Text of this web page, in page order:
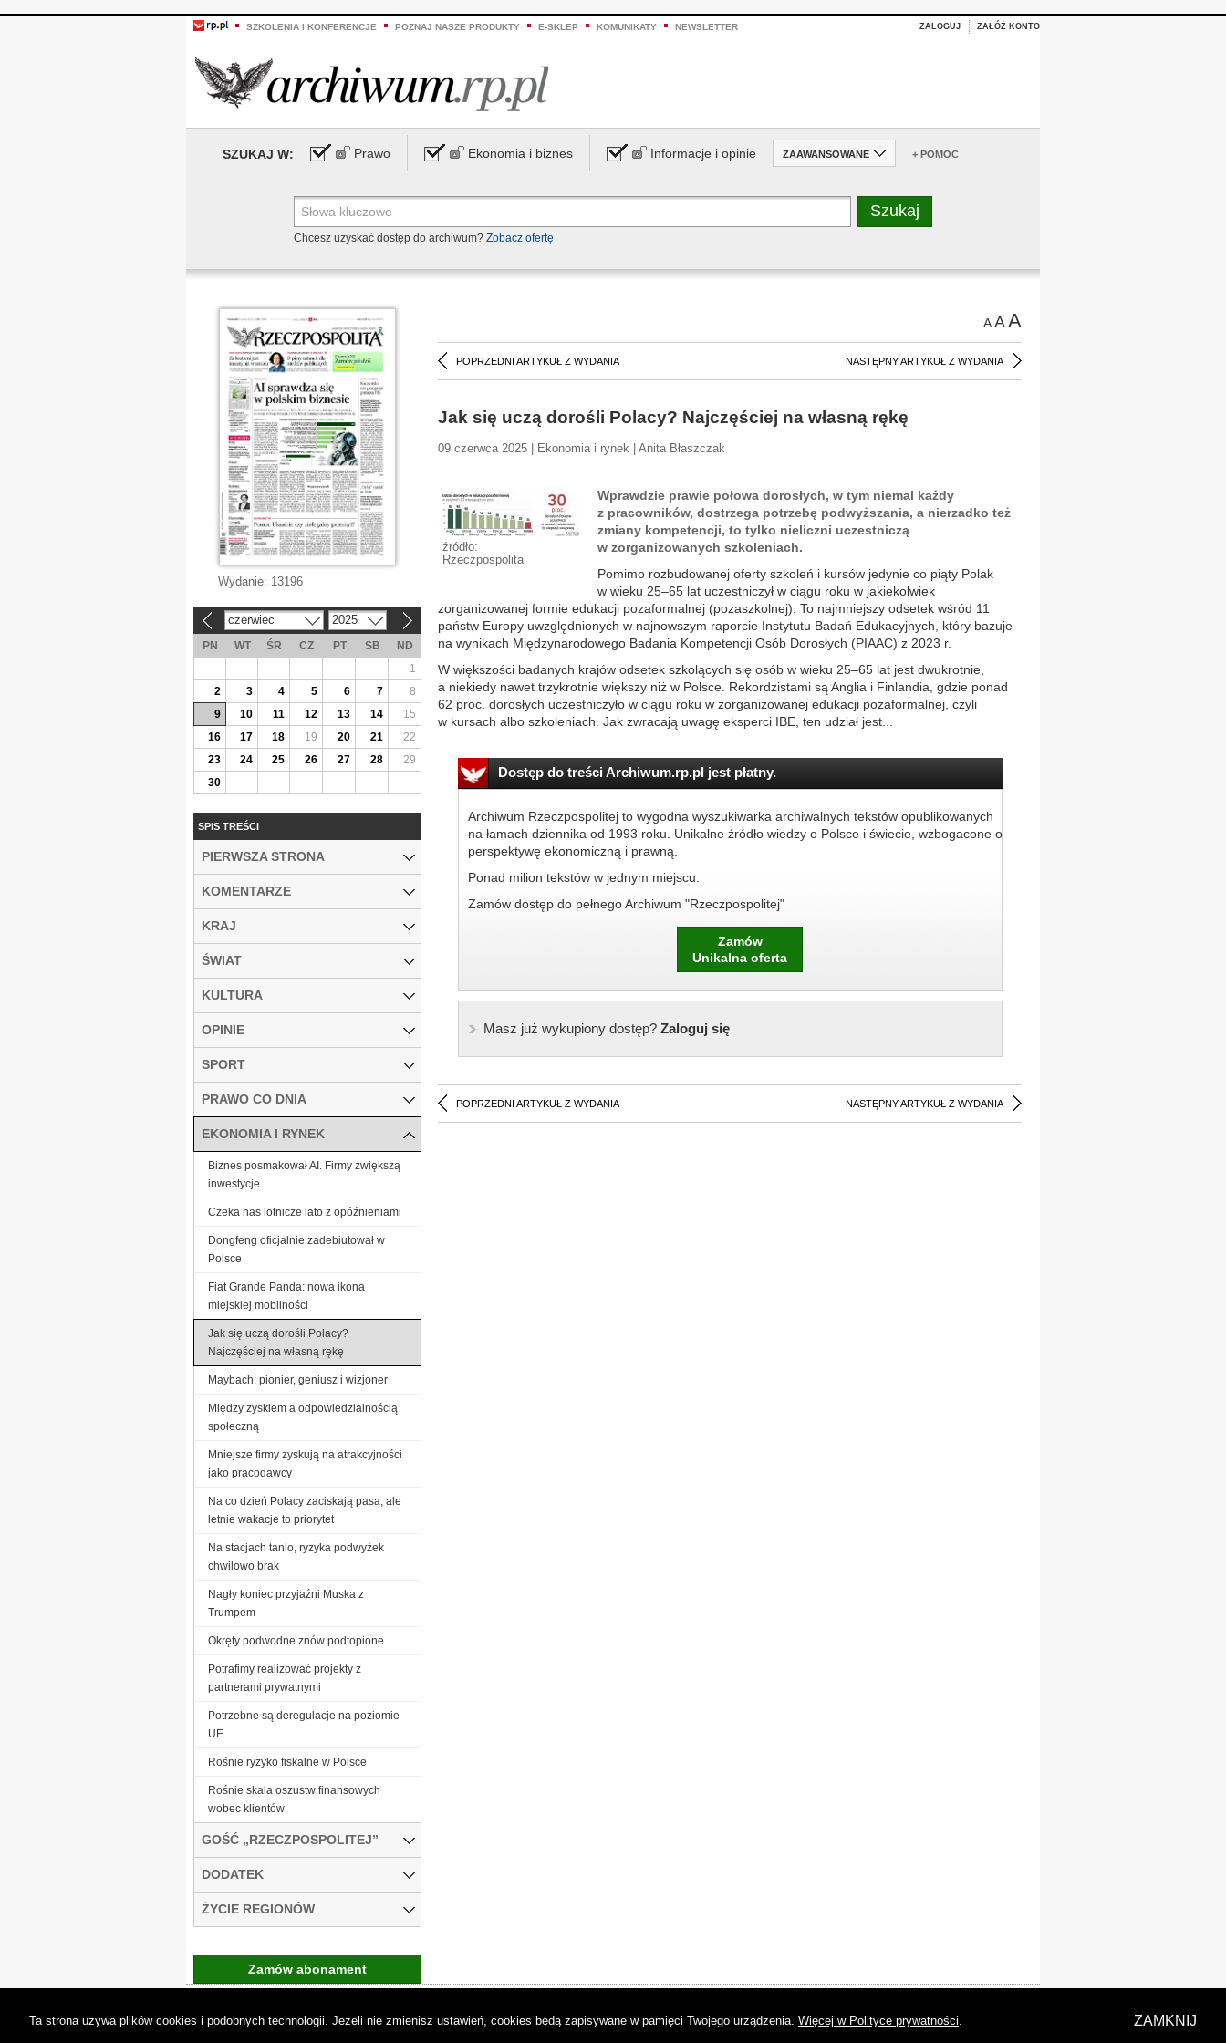
SZKOLENIA I KONFERENCJE POZNAJ NASZE PRODUKTY E-SKLEP KOMUNIKATY NEWSLETTER ZALOGUJ ZAŁÓŻ KONTO
SZUKAJ W: Prawo Ekonomia i biznes Informacje i opinie ZAAWANSOWANE + POMOC
Chcesz uzyskać dostęp do archiwum? Zobacz ofertę
AAA
POPRZEDNI ARTYKUŁ Z WYDANIA NASTĘPNY ARTYKUŁ Z WYDANIA
Jak się uczą dorośli Polacy? Najczęściej na własną rękę
09 czerwca 2025 | Ekonomia i rynek | Anita Błaszczak
źródło:
Rzeczpospolita
Wprawdzie prawie połowa dorosłych, w tym niemal każdy
z pracowników, dostrzega potrzebę podwyższania, a nierzadko też
zmiany kompetencji, to tylko nieliczni uczestniczą
w zorganizowanych szkoleniach.
Pomimo rozbudowanej oferty szkoleń i kursów jedynie co piąty Polak
w wieku 25–65 lat uczestniczył w ciągu roku w jakiekolwiek
zorganizowanej formie edukacji pozaformalnej (pozaszkolnej). To najmniejszy odsetek wśród 11
państw Europy uwzględnionych w najnowszym raporcie Instytutu Badań Edukacyjnych, który bazuje
na wynikach Międzynarodowego Badania Kompetencji Osób Dorosłych (PIAAC) z 2023 r.
W większości badanych krajów odsetek szkolących się osób w wieku 25–65 lat jest dwukrotnie,
a niekiedy nawet trzykrotnie większy niż w Polsce. Rekordzistami są Anglia i Finlandia, gdzie ponad
62 proc. dorosłych uczestniczyło w ciągu roku w zorganizowanej edukacji pozaformalnej, czyli
w kursach albo szkoleniach. Jak zwracają uwagę eksperci IBE, ten udział jest...
Dostęp do treści Archiwum.rp.pl jest płatny.
Archiwum Rzeczpospolitej to wygodna wyszukiwarka archiwalnych tekstów opublikowanych
na łamach dziennika od 1993 roku. Unikalne źródło wiedzy o Polsce i świecie, wzbogacone o
perspektywę ekonomiczną i prawną.
Ponad milion tekstów w jednym miejscu.
Zamów dostęp do pełnego Archiwum "Rzeczpospolitej"
Zamów
Unikalna oferta
Masz już wykupiony dostęp?Zaloguj się
POPRZEDNI ARTYKUŁ Z WYDANIA NASTĘPNY ARTYKUŁ Z WYDANIA
Wydanie: 13196
czerwiec 2025
PN WT ŚR CZ PT SB
ND
1
2
3 4 5 6 7
8
9
10 11 12 13 14
15
16
17 18 19 20 21
22
23
24 25 26 27 28
29
30
SPIS TREŚCI
PIERWSZA STRONA
KOMENTARZE
KRAJ
ŚWIAT
KULTURA
OPINIE
SPORT
PRAWO CO DNIA
EKONOMIA I RYNEK
Biznes posmakował AI. Firmy zwiększą
inwestycje
Czeka nas lotnicze lato z opóźnieniami
Dongfeng oficjalnie zadebiutował w
Polsce
Fiat Grande Panda: nowa ikona
miejskiej mobilności
Jak się uczą dorośli Polacy?
Najczęściej na własną rękę
Maybach: pionier, geniusz i wizjoner
Między zyskiem a odpowiedzialnością
społeczną
Mniejsze firmy zyskują na atrakcyjności
jako pracodawcy
Na co dzień Polacy zaciskają pasa, ale
letnie wakacje to priorytet
Na stacjach tanio, ryzyka podwyżek
chwilowo brak
Nagły koniec przyjaźni Muska z
Trumpem
Okręty podwodne znów podtopione
Potrafimy realizować projekty z
partnerami prywatnymi
Potrzebne są deregulacje na poziomie
UE
Rośnie ryzyko fiskalne w Polsce
Rośnie skala oszustw finansowych
wobec klientów
GOŚĆ „RZECZPOSPOLITEJ”
DODATEK
ŻYCIE REGIONÓW
Zamów abonament
Ta strona używa plików cookies i podobnych technologii. Jeżeli nie zmienisz ustawień, cookies będą zapisywane w pamięci Twojego urządzenia. Więcej w Polityce prywatności. ZAMKNIJ